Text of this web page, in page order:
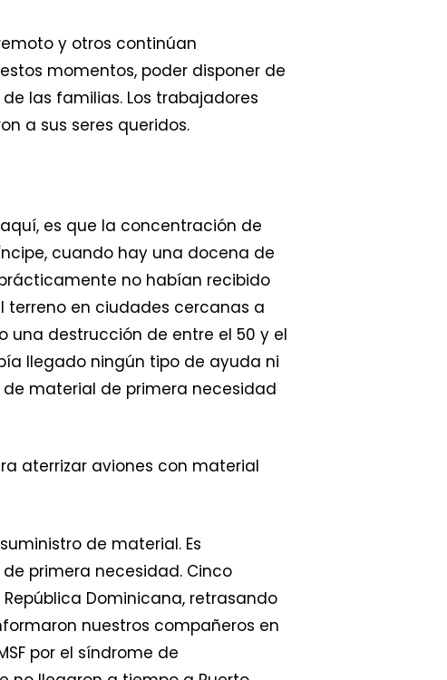
y otros continúan
momentos, poder disponer de
las familias. Los trabajadores
a sus seres queridos.
es que la concentración de
cuando hay una docena de
no habían recibido
terreno en ciudades cercanas a
una destrucción de entre el 50 y el
llegado ningún tipo de ayuda ni
material de primera necesidad
aterrizar aviones con material
de material. Es
primera necesidad. Cinco
Dominicana, retrasando
nuestros compañeros en
por el síndrome de